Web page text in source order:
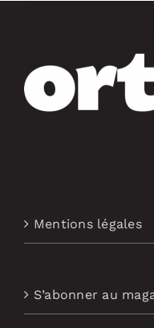
Mentions légales
S’abonner au